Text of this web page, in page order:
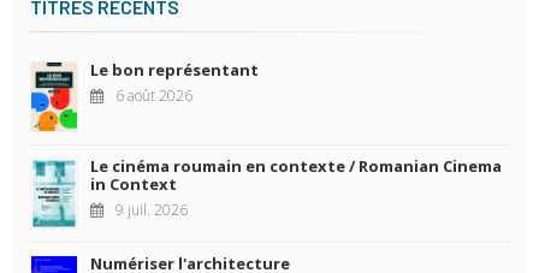
TITRES RÉCENTS
Le bon représentant
6 août 2026
Le cinéma roumain en contexte / Romanian Cinema
in Context
9 juil. 2026
Numériser l'architecture